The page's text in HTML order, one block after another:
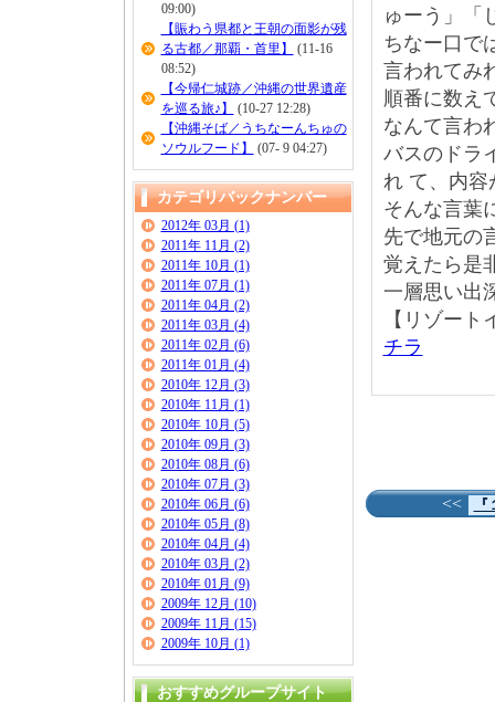
09:00)
【賑わう県都と王朝の面影が残
る古都／那覇・首里】
(11-16
08:52)
【今帰仁城跡／沖縄の世界遺産
を巡る旅♪】
(10-27 12:28)
【沖縄そば／うちなーんちゅの
ソウルフード】
(07- 9 04:27)
カテゴリバックナンバー
2012年 03月 (1)
2011年 11月 (2)
2011年 10月 (1)
2011年 07月 (1)
2011年 04月 (2)
2011年 03月 (4)
2011年 02月 (6)
2011年 01月 (4)
2010年 12月 (3)
2010年 11月 (1)
2010年 10月 (5)
2010年 09月 (3)
2010年 08月 (6)
2010年 07月 (3)
2010年 06月 (6)
2010年 05月 (8)
2010年 04月 (4)
2010年 03月 (2)
2010年 01月 (9)
2009年 12月 (10)
2009年 11月 (15)
2009年 10月 (1)
おすすめグループサイト
ゅーう」「
ちなー口で
言われてみ
順番に数え
なんて言わ
バスのドラ
れ て、内容
そんな言葉
先で地元の
覚えたら是
一層思い出
【リゾー
チラ
<<